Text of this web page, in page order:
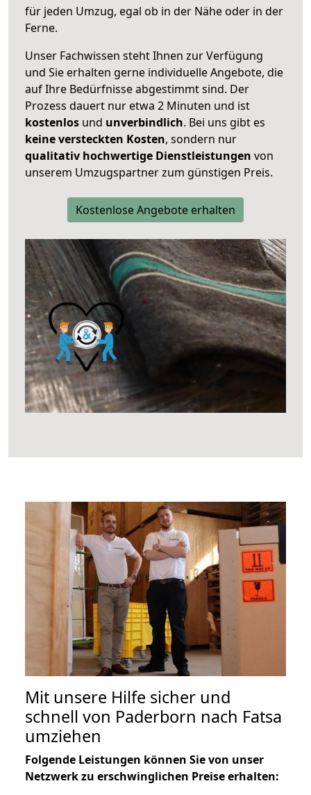
für jeden Umzug, egal ob in der Nähe oder in der
Ferne.
Unser Fachwissen steht Ihnen zur Verfügung
und Sie erhalten gerne individuelle Angebote, die
auf Ihre Bedürfnisse abgestimmt sind. Der
Prozess dauert nur etwa 2 Minuten und ist
kostenlos und unverbindlich. Bei uns gibt es
keine versteckten Kosten, sondern nur
qualitativ hochwertige Dienstleistungen von
unserem Umzugspartner zum günstigen Preis.
Kostenlose Angebote erhalten
Mit unsere Hilfe sicher und
schnell von Paderborn nach Fatsa
umziehen
Folgende Leistungen können Sie von unser
Netzwerk zu erschwinglichen Preise erhalten: